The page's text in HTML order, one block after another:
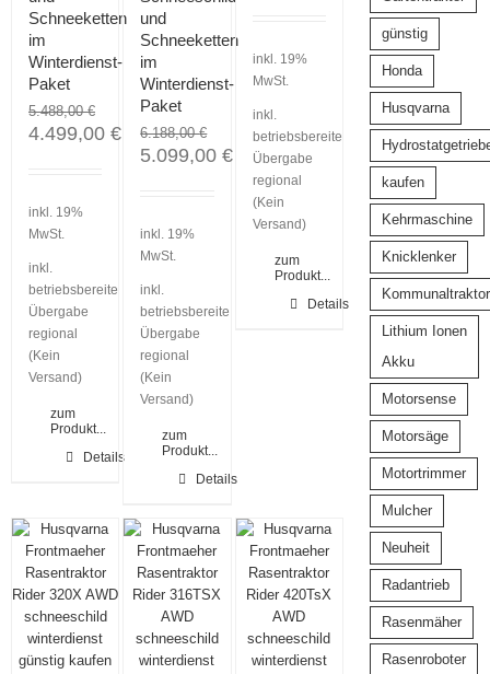
Schneeketten
im
Winterdienst-
Paket
5.488,00€
4.499,00 €
inkl. 19%
MwSt.
inkl.
betriebsbereite
Übergabe
regional
(Kein
Versand)
zum
Produkt...
Details
und
Schneeketten
im
Winterdienst-
Paket
6.188,00€
5.099,00€
inkl. 19%
MwSt.
inkl.
betriebsbereite
Übergabe
regional
(Kein
Versand)
zum
Produkt...
Details
inkl. 19%
MwSt.
inkl.
betriebsbereite
Übergabe
regional
(Kein
Versand)
zum
Produkt...
Details
günstig
Honda
Husqvarna
kaufen
Kehrmaschine
Knicklenker
Kommunaltraktor
Lithium Ionen
Akku
Motorsense
Motorsäge
Motortrimmer
Mulcher
Neuheit
Radantrieb
Rasenmäher
Rasenroboter